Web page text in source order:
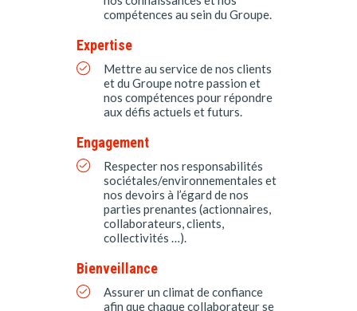
compétences au sein du Groupe.
Expertise
Mettre au service de nos clients
et du Groupe notre passion et
nos compétences pour répondre
aux défis actuels et futurs.
Engagement
Respecter nos responsabilités
sociétales/environnementales et
nos devoirs à l’égard de nos
parties prenantes (actionnaires,
collaborateurs, clients,
collectivités …).
Bienveillance
Assurer un climat de confiance
afin que chaque collaborateur se